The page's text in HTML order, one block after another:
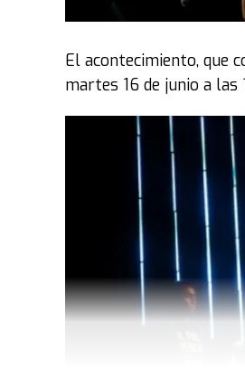
El acontecimiento, que
martes 16 de junio a